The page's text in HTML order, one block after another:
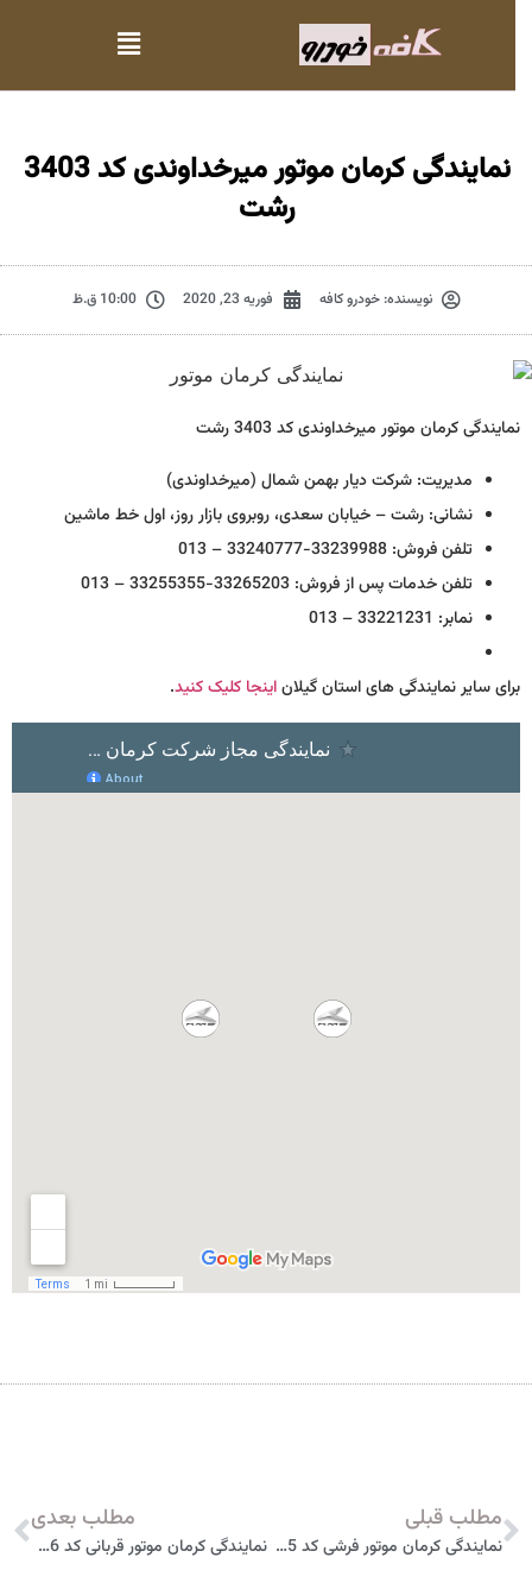
نمایندگی کرمان موتور میرخداوندی کد 3403
رشت
نویسنده:خودرو کافه فوریه 23, 2020 10:00 ق.ظ
نمایندگی کرمان موتور میرخداوندی کد 3403 رشت
مدیریت: شرکت دیار بهمن شمال (میرخداوندی)
نشانی: رشت – خیابان سعدی، روبروی بازار روز، اول خط ماشین
تلفن فروش: 33239988-33240777 – 013
تلفن خدمات پس از فروش: 33265203-33255355 – 013
نمابر: 33221231 – 013
برای سایر نمایندگی های استان گیلاناینجا کلیک کنید.
مطلب قبلی
نمایندگی کرمان موتور فرشی کد 4005 یزد
مطلب بعدی
نمایندگی کرمان موتور قربانی کد 3406 رشت